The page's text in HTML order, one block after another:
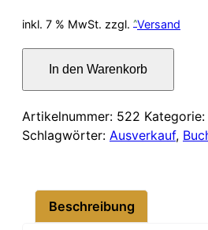
Preis
war:
21,00 €
inkl. 7 % MwSt. zzgl. Versand
antiken
Literatur
Menge
In den Warenkorb
Artikelnummer: 522 Kategorie:
Schlagwörter: Ausverkauf,
Beschreibung